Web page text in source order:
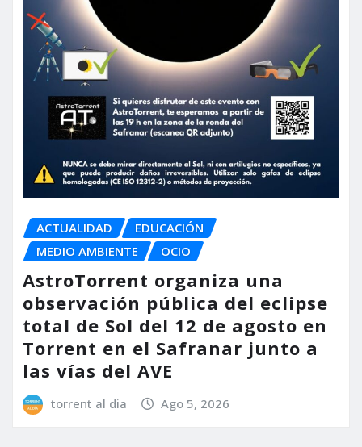
ACTUALIDAD
EDUCACIÓN
MEDIO AMBIENTE
OCIO
AstroTorrent organiza una
observación pública del eclipse
total de Sol del 12 de agosto en
Torrent en el Safranar junto a
las vías del AVE
torrent al dia Ago 5, 2026